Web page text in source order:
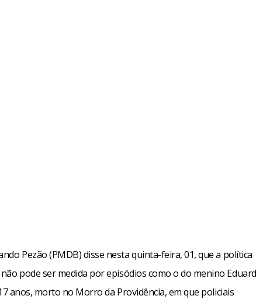
Pezão (PMDB) disse nesta quinta-feira, 01, que a política
pode ser medida por episódios como o do menino
anos, morto no Morro da Providência, em que policiais